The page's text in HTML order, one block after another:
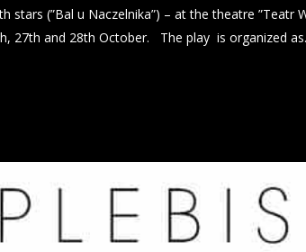
stars (”Bal u Naczelnika”) – at the theatre ”Teatr
27th and 28th October. The play is organized